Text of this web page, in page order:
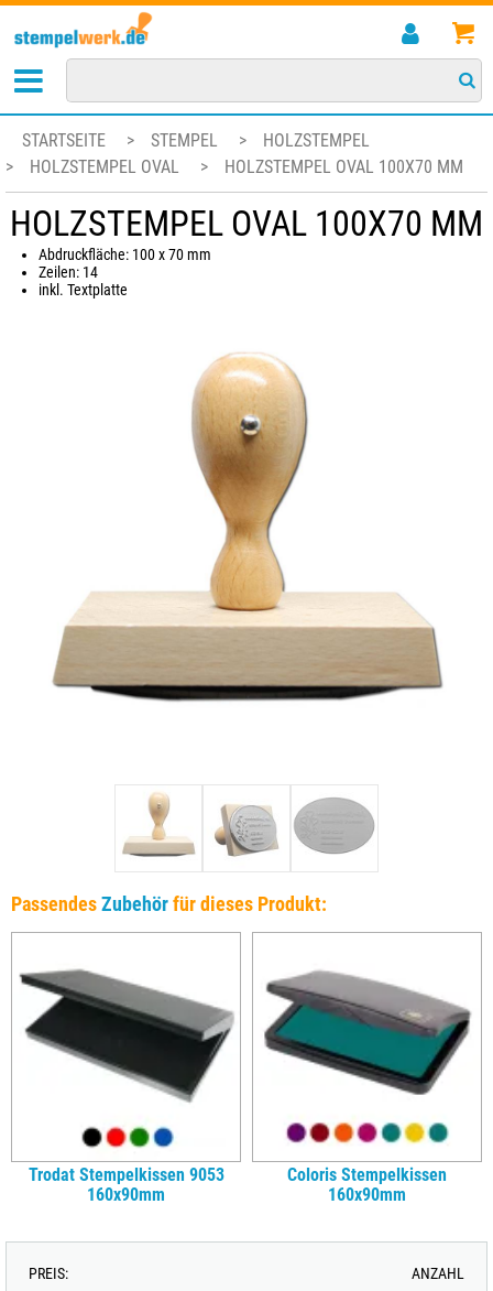
STARTSEITE > STEMPEL >
HOLZSTEMPEL
>
HOLZSTEMPEL OVAL > HOLZSTEMPEL OVAL 100X70 MM
HOLZSTEMPEL OVAL 100X70 MM
Abdruckfläche: 100 x 70 mm
Zeilen: 14
inkl. Textplatte
PassendesZubehörfür dieses Produkt:
Trodat Stempelkissen 9053
160x90mm
Coloris Stempelkissen
160x90mm
PREIS: ANZAHL